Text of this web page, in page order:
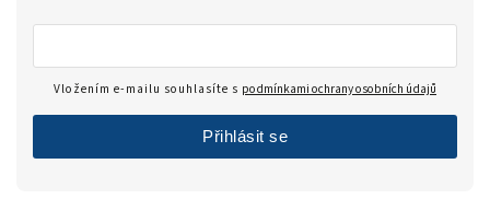
Vložením e-mailu souhlasíte s podmínkami ochrany osobních údajů
Přihlásit se